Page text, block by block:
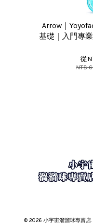
Arrow｜
基礎｜入門專
從
NT$
© 2026 小宇宙溜溜球專賣店.